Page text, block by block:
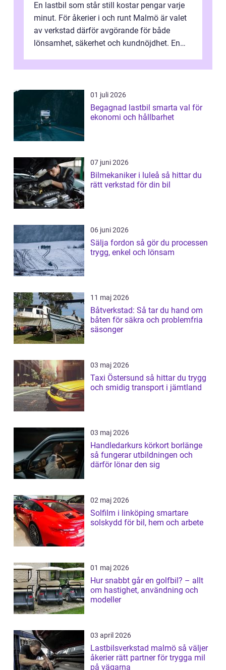
En lastbil som står still kostar pengar varje
minut. För åkerier i och runt Malmö är valet
av verkstad därför avgörande för både
lönsamhet, säkerhet och kundnöjdhet. En
01 juli 2026
Begagnad lastbil smarta val för
ekonomi och hållbarhet
07 juni 2026
Bilmekaniker i luleå så hittar du
rätt verkstad för din bil
06 juni 2026
Sälja fordon så gör du processen
trygg, enkel och lönsam
11 maj 2026
Båtverkstad: Så tar du hand om
båten för säkra och problemfria
säsonger
03 maj 2026
Taxi Östersund så hittar du trygg
och smidig transport i jämtland
03 maj 2026
Handledarkurs körkort borlänge
så fungerar utbildningen och
därför lönar den sig
02 maj 2026
Solfilm i linköping smartare
solskydd för bil, hem och arbete
01 maj 2026
Hur snabbt går en golfbil? – allt
om hastighet, användning och
modeller
03 april 2026
Lastbilsverkstad malmö så väljer
åkerier rätt partner för trygga mil
på vägarna